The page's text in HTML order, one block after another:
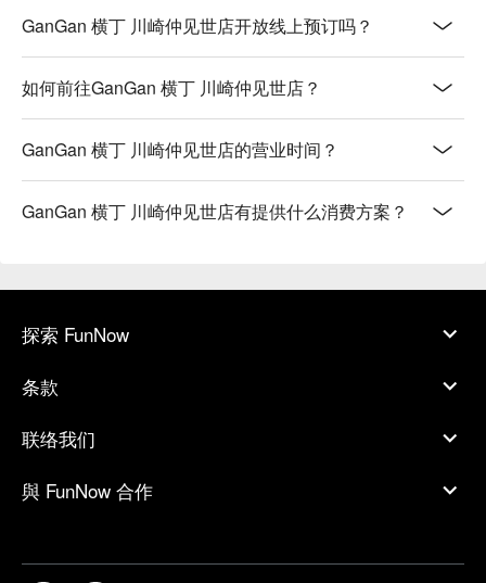
GanGan 横丁 川崎仲见世店开放线上预订吗？
如何前往GanGan 横丁 川崎仲见世店？
GanGan 横丁 川崎仲见世店的营业时间？
GanGan 横丁 川崎仲见世店有提供什么消费方案？
探索 FunNow
条款
联络我们
與 FunNow 合作